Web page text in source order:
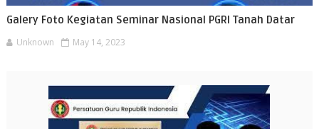
Galery Foto Kegiatan Seminar Nasional PGRI Tanah Datar
Unknown May 14, 2023